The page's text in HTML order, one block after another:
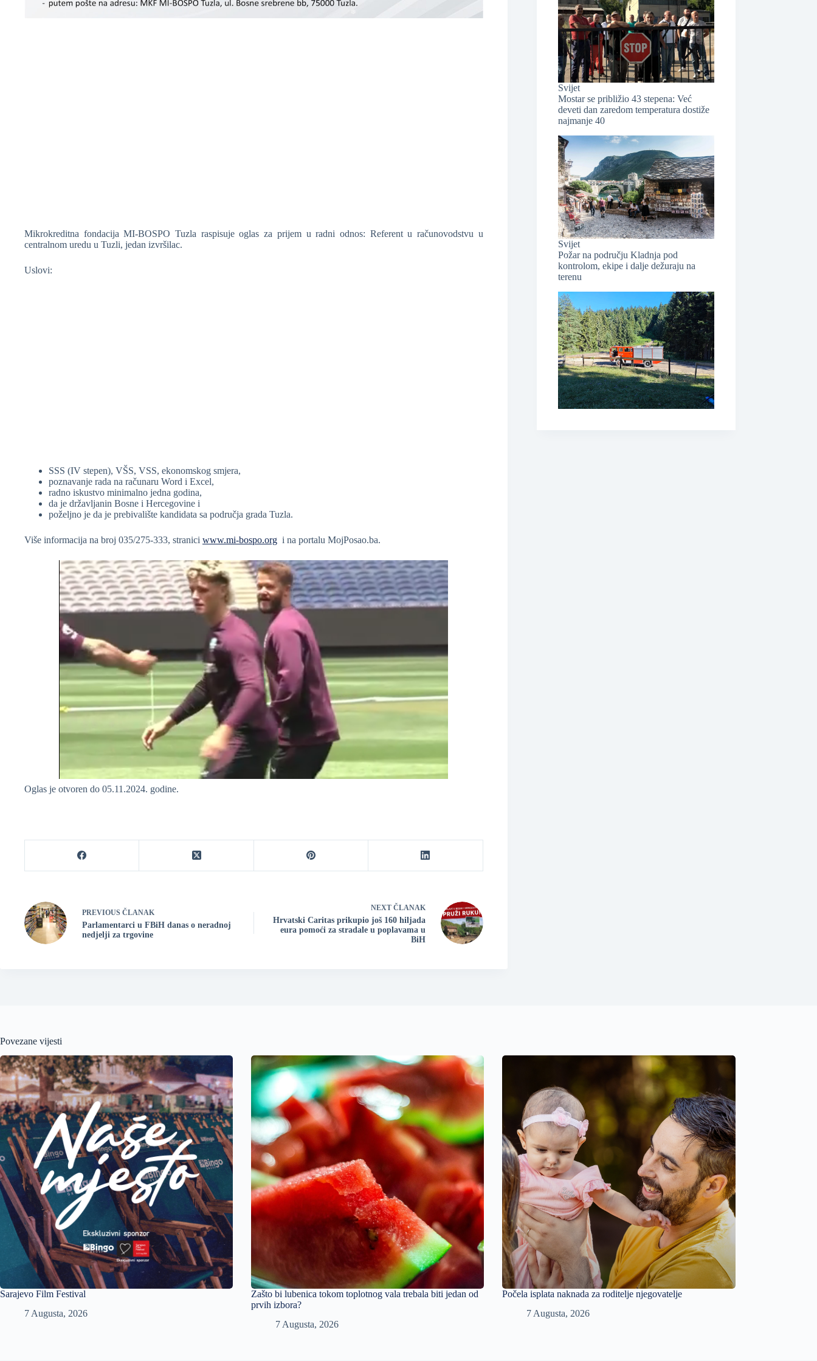
Mikrokreditna fondacija MI-BOSPO Tuzla raspisuje oglas za prijem u radni odnos: Referent u računovodstvu u
centralnom uredu u Tuzli, jedan izvršilac.
Uslovi:
SSS (IV stepen), VŠS, VSS, ekonomskog smjera,
poznavanje rada na računaru Word i Excel,
radno iskustvo minimalno jedna godina,
da je državljanin Bosne i Hercegovine i
poželjno je da je prebivalište kandidata sa područja grada Tuzla.
Više informacija na broj 035/275-333, stranici www.mi-bospo.org i na portalu MojPosao.ba.
Oglas je otvoren do 05.11.2024. godine.
PREVIOUS ČLANAK
Parlamentarci u FBiH danas o neradnoj
nedjelji za trgovine
NEXT ČLANAK
Hrvatski Caritas prikupio još 160 hiljada
eura pomoći za stradale u poplavama u
BiH
Svijet
Mostar se približio 43 stepena: Već
deveti dan zaredom temperatura dostiže
najmanje 40
Svijet
Požar na području Kladnja pod
kontrolom, ekipe i dalje dežuraju na
terenu
Povezane vijesti
Sarajevo Film Festival
7 Augusta, 2026
Zašto bi lubenica tokom toplotnog vala trebala biti jedan od
prvih izbora?
7 Augusta, 2026
Počela isplata naknada za roditelje njegovatelje
7 Augusta, 2026
❆
❆